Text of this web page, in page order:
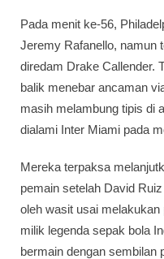
Pada menit ke-56,
Jeremy Rafanello, namun
diredam Drake Callender.
balik menebar ancaman
masih melambung tipis di
dialami Inter Miami pada
Mereka terpaksa
pemain setelah David
oleh wasit usai
milik legenda sepak bola
bermain dengan sembilan